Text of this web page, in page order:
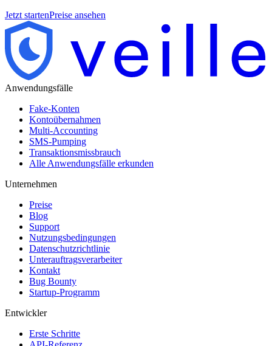
Jetzt startenPreise ansehen
Anwendungsfälle
Fake-Konten
Kontoübernahmen
Multi-Accounting
SMS-Pumping
Transaktionsmissbrauch
Alle Anwendungsfälle erkunden
Unternehmen
Preise
Blog
Support
Nutzungsbedingungen
Datenschutzrichtlinie
Unterauftragsverarbeiter
Kontakt
Bug Bounty
Startup-Programm
Entwickler
Erste Schritte